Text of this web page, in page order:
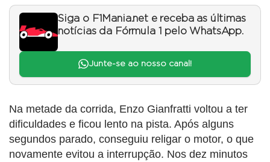
Siga o F1Mania.net e receba as últimas
notícias da Fórmula 1 pelo WhatsApp.
Junte-se ao nosso canal!
Na metade da corrida, Enzo Gianfratti voltou a ter
dificuldades e ficou lento na pista. Após alguns
segundos parado, conseguiu religar o motor, o que
novamente evitou a interrupção. Nos dez minutos